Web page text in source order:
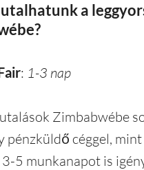
a
: 1-3 nap
Zimbabwébe
pénzküldő céggel,
5 munkanapot is